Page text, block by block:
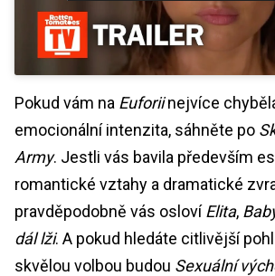
Pokud vám na Euforiinejvíce
emocionální intenzita, sáhněte po
Army. Jestli vás bavila především
romantické vztahy a dramatické
pravděpodobně vás oslovíElita,
dál lži. A pokud hledáte citlivější
skvělou volbou budou Sexuální